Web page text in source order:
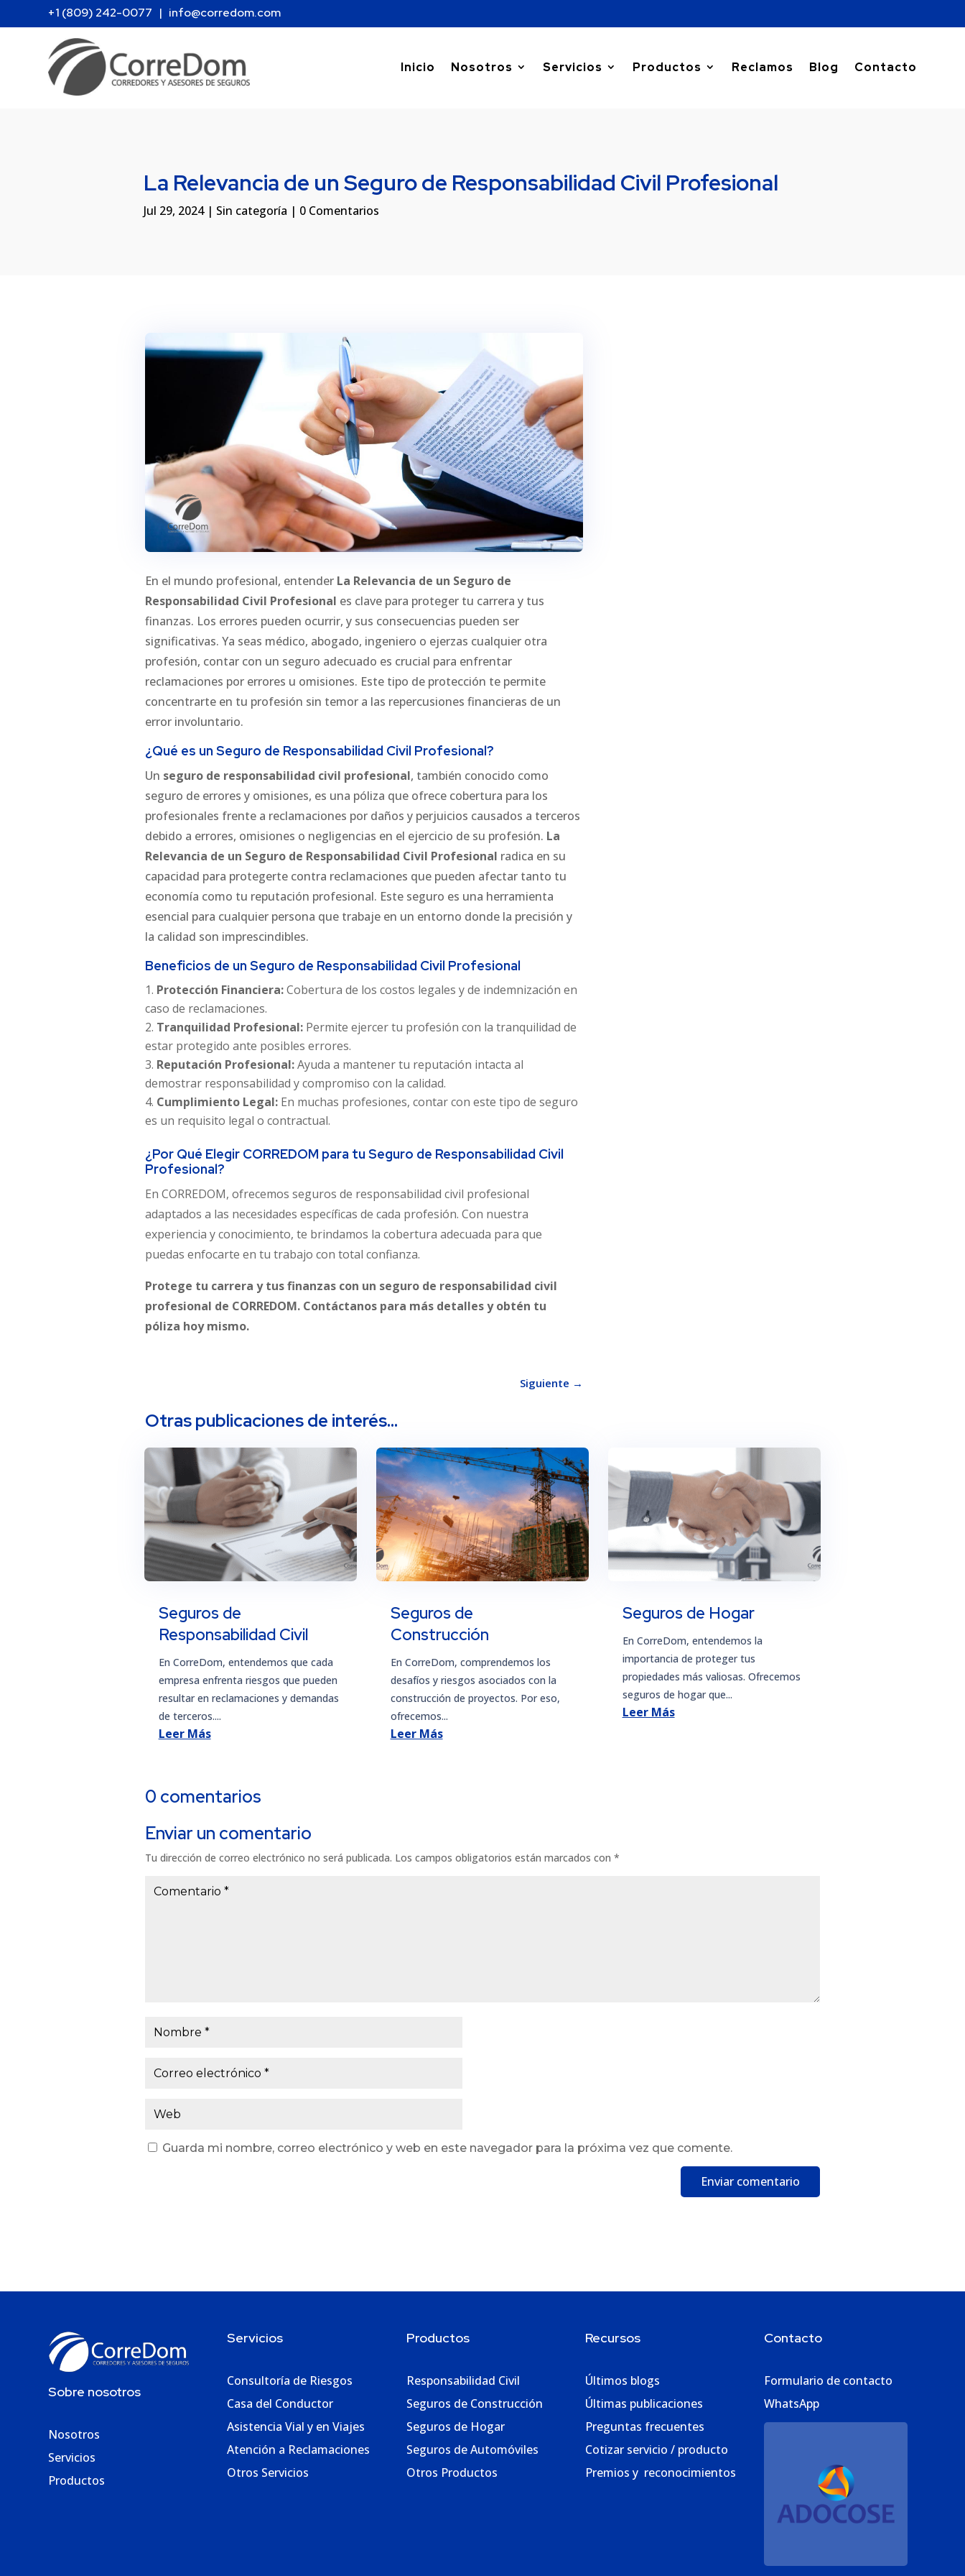
+1 (809) 242-0077 | info@corredom.com
Inicio Nosotros Servicios Productos Reclamos Blog Contacto
La Relevancia de un Seguro de Responsabilidad Civil Profesional
Jul 29, 2024| Sin categoría | 0 Comentarios
En el mundo profesional, entender La Relevancia de un Seguro de
Responsabilidad Civil Profesional es clave para proteger tu carrera y tus
finanzas. Los errores pueden ocurrir, y sus consecuencias pueden ser
significativas. Ya seas médico, abogado, ingeniero o ejerzas cualquier otra
profesión, contar con un seguro adecuado es crucial para enfrentar
reclamaciones por errores u omisiones. Este tipo de protección te permite
concentrarte en tu profesión sin temor a las repercusiones financieras de un
error involuntario.
¿Qué es un Seguro de Responsabilidad Civil Profesional?
Un seguro de responsabilidad civil profesional, también conocido como
seguro de errores y omisiones, es una póliza que ofrece cobertura para los
profesionales frente a reclamaciones por daños y perjuicios causados a terceros
debido a errores, omisiones o negligencias en el ejercicio de su profesión. La
Relevancia de un Seguro de Responsabilidad Civil Profesional radica en su
capacidad para protegerte contra reclamaciones que pueden afectar tanto tu
economía como tu reputación profesional. Este seguro es una herramienta
esencial para cualquier persona que trabaje en un entorno donde la precisión y
la calidad son imprescindibles.
Beneficios de un Seguro de Responsabilidad Civil Profesional
Protección Financiera:Cobertura de los costos legales y de indemnización en
caso de reclamaciones.
Tranquilidad Profesional:Permite ejercer tu profesión con la tranquilidad de
estar protegido ante posibles errores.
Reputación Profesional:Ayuda a mantener tu reputación intacta al
demostrar responsabilidad y compromiso con la calidad.
Cumplimiento Legal:En muchas profesiones, contar con este tipo de seguro
es un requisito legal o contractual.
¿Por Qué Elegir CORREDOM para tu Seguro de Responsabilidad Civil
Profesional?
En CORREDOM, ofrecemos seguros de responsabilidad civil profesional
adaptados a las necesidades específicas de cada profesión. Con nuestra
experiencia y conocimiento, te brindamos la cobertura adecuada para que
puedas enfocarte en tu trabajo con total confianza.
Protege tu carrera y tus finanzas con un seguro de responsabilidad civil
profesional de CORREDOM. Contáctanos para más detalles y obtén tu
póliza hoy mismo.
Siguiente →
Otras publicaciones de interés…
Seguros de
Responsabilidad Civil
En CorreDom, entendemos que cada
empresa enfrenta riesgos que pueden
resultar en reclamaciones y demandas
de terceros....
Leer Más
Seguros de
Construcción
En CorreDom, comprendemos los
desafíos y riesgos asociados con la
construcción de proyectos. Por eso,
ofrecemos...
Leer Más
Seguros de Hogar
En CorreDom, entendemos la
importancia de proteger tus
propiedades más valiosas. Ofrecemos
seguros de hogar que...
Leer Más
0 comentarios
Enviar un comentario
Tu dirección de correo electrónico no será publicada. Los campos obligatorios están marcados con *
Guarda mi nombre, correo electrónico y web en este navegador para la próxima vez que comente.
Enviar comentario
Sobre nosotros
Nosotros
Servicios
Productos
Servicios
Consultoría de Riesgos
Casa del Conductor
Asistencia Vial y en Viajes
Atención a Reclamaciones
Otros Servicios
Productos
Responsabilidad Civil
Seguros de Construcción
Seguros de Hogar
Seguros de Automóviles
Otros Productos
Recursos
Últimos blogs
Últimas publicaciones
Preguntas frecuentes
Cotizar servicio / producto
Premios y reconocimientos
Contacto
Formulario de contacto
WhatsApp